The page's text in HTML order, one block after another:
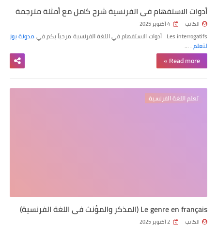
أدوات الاستفهام في الفرنسية شرح كامل مع أمثلة مترجمة
الكاتب
Les interrogatifs أدوات الاستفهام في اللغة الفرنسية مرحباً بكم في
مدونة يوز
لتعلم. …
Read more »
تعلم اللغة الفرنسية
Le genre en français (المذكر والمؤنث في اللغة الفرنسية)
الكاتب